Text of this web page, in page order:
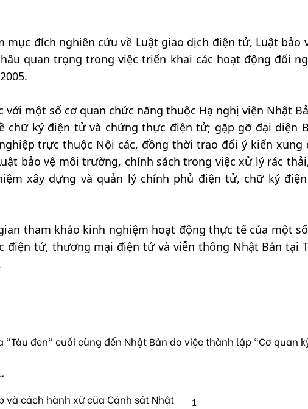
mục đích nghiên cứu về Luật giao dịch điện tử, Luật bảo
quan trọng trong việc triển khai các hoạt động đối
với một số cơ quan chức năng thuộc Hạ nghị viện Nhật
chữ ký điện tử và chứng thực điện tử; gặp gỡ đại diện
trực thuộc Nội các, đồng thời trao đổi ý kiến xung
bảo vệ môi trường, chính sách trong việc xử lý rác
xây dựng và quản lý chính phủ điện tử, chữ ký
tham khảo kinh nghiệm hoạt động thực tế của một
điện tử, thương mại điện tử và viễn thông Nhật Bản tại
"Tàu đen" cuối cùng đến Nhật Bản do việc thành lập "Cơ quan
và cách hành xử của Cảnh sát Nhật
1